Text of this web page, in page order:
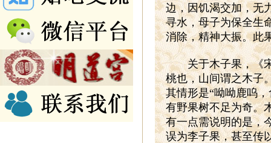
边，因饥渴交加，无
寻水，母子为保全生
消除，精神大振。此
关于木子果，《宋
桃也，山间谓之木子
其情形是“呦呦鹿呜
有野果树不足为奇。
有一点需说明的是，
误为李子果，甚至传